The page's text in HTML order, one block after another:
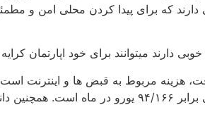
دارند که برای پیدا کردن محلی امن و
خود اپارتمان کرایه کنند و اجاره این
هزینه مربوط به قبض ها و اینترنت